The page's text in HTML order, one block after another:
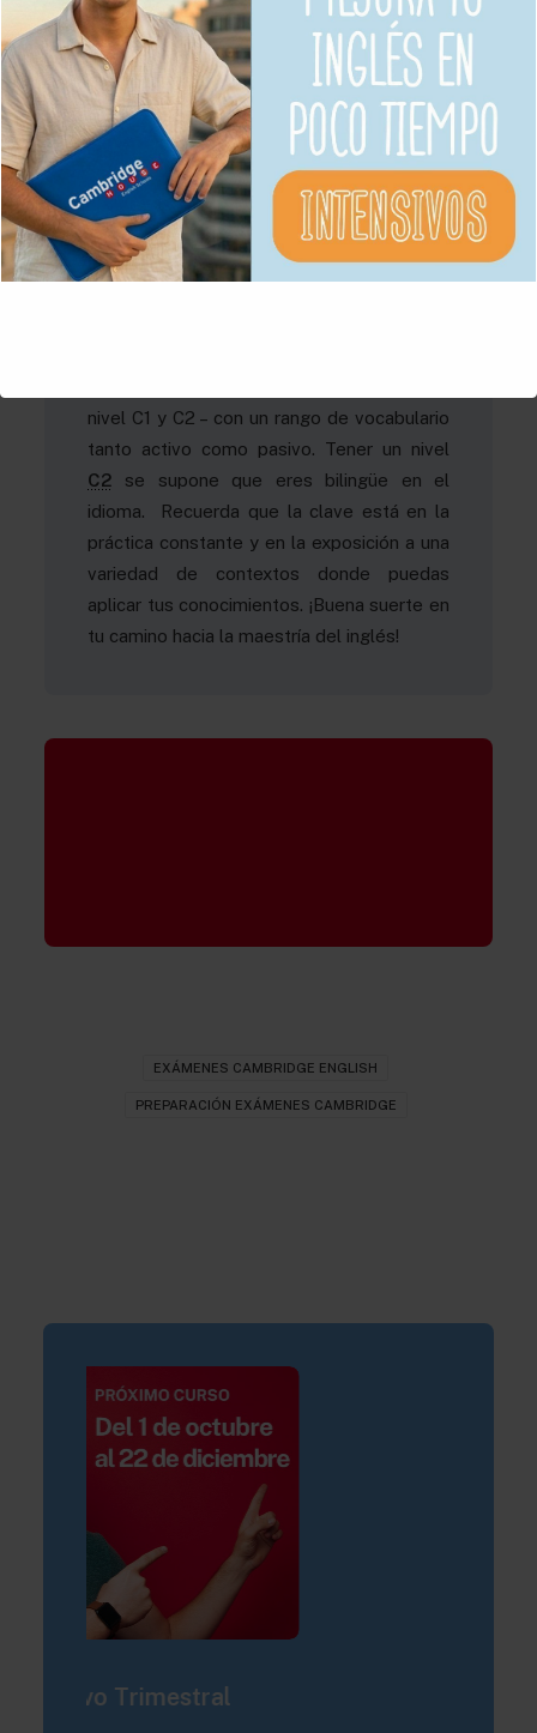
mejorar tu uso de adjetivos. EnCambridge
House English Schools tantoOnline
como
presencialofrecemos cursos de
preparación deC2 – Proficiency
además
de niveles altos de inglés general.
Conclusión
Alcanzar el nivel C2 en inglés es un
nivel C1 y C2 – con un rango de vocabulario
tanto activo como pasivo. Tener un nivel
C2 se supone que eres bilingüe en el
idioma. Recuerda que la clave está en la
práctica constante y en la exposición a una
variedad de contextos donde puedas
aplicar tus conocimientos. ¡Buena suerte en
tu camino hacia la maestría del inglés!
EXÁMENES CAMBRIDGE ENGLISH
PREPARACIÓN EXÁMENES CAMBRIDGE
Curso Intensivo Trimestral